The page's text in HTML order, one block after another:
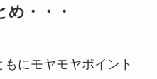
・・・
にモヤモヤポイント